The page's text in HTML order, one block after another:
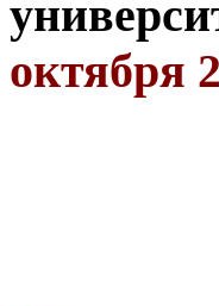
октября